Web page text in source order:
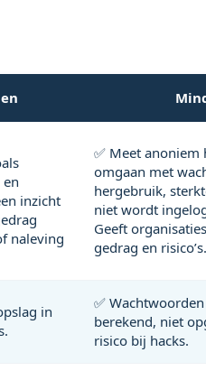
inzicht
naleving
✅ Meet anoniem
omgaan met
hergebruik,
niet wordt
Geeft
gedrag en risico’s.
in
✅
berekend, niet
risico bij hacks.